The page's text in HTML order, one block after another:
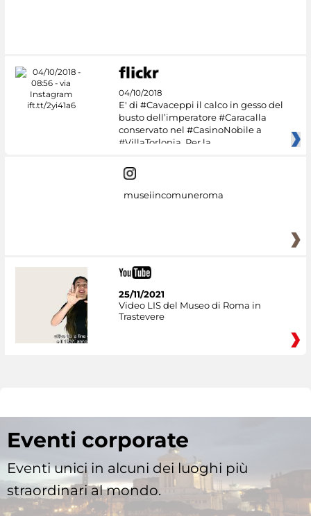
04/10/2018
E' di #Cavaceppi il calco in gesso del
busto dell’imperatore #Caracalla
conservato nel #CasinoNobile a
#VillaTorlonia. Per la
museiincomuneroma
25/11/2021
Video LIS del Museo di Roma in
Trastevere
Eventi corporate
Eventi unici in alcuni dei luoghi più
straordinari al mondo.